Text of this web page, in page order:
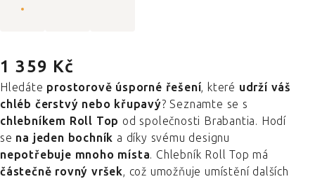
1 359 Kč
Hledáte prostorově úsporné řešení, které udrží váš
chléb čerstvý nebo křupavý? Seznamte se s
chlebníkem Roll Top od společnosti Brabantia. Hodí
se na jeden bochník a díky svému designu
nepotřebuje mnoho místa. Chlebník Roll Top má
částečně rovný vršek, což umožňuje umístění dalších